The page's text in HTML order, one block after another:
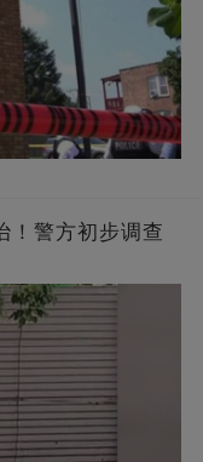
！警方初步调查